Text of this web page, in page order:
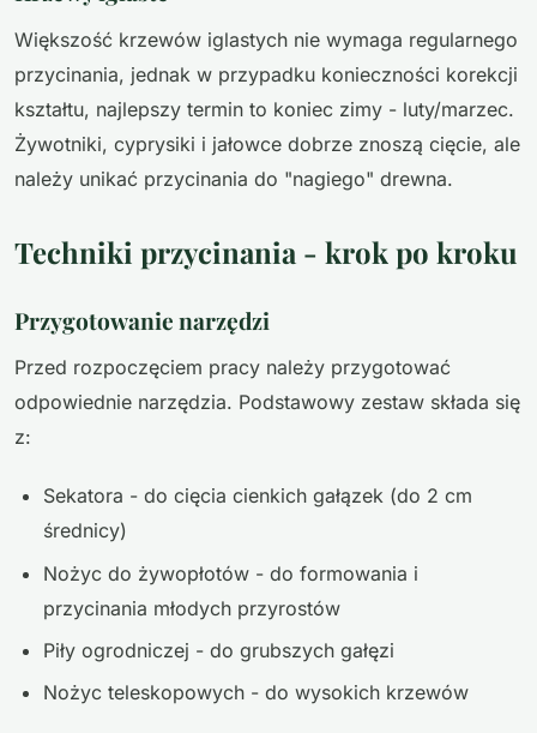
Większość krzewów iglastych nie wymaga regularnego
przycinania, jednak w przypadku konieczności korekcji
kształtu, najlepszy termin to koniec zimy - luty/marzec.
Żywotniki, cyprysiki i jałowce dobrze znoszą cięcie, ale
należy unikać przycinania do "nagiego" drewna.
Techniki przycinania - krok po kroku
Przygotowanie narzędzi
Przed rozpoczęciem pracy należy przygotować
odpowiednie narzędzia. Podstawowy zestaw składa się
z:
Sekatora - do cięcia cienkich gałązek (do 2 cm
średnicy)
Nożyc do żywopłotów - do formowania i
przycinania młodych przyrostów
Piły ogrodniczej - do grubszych gałęzi
Nożyc teleskopowych - do wysokich krzewów